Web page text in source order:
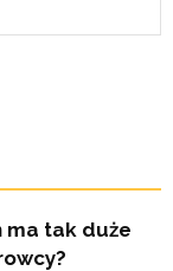
ma tak duże